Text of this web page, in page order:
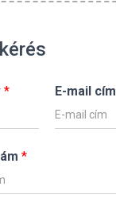
* E-mail cím
*